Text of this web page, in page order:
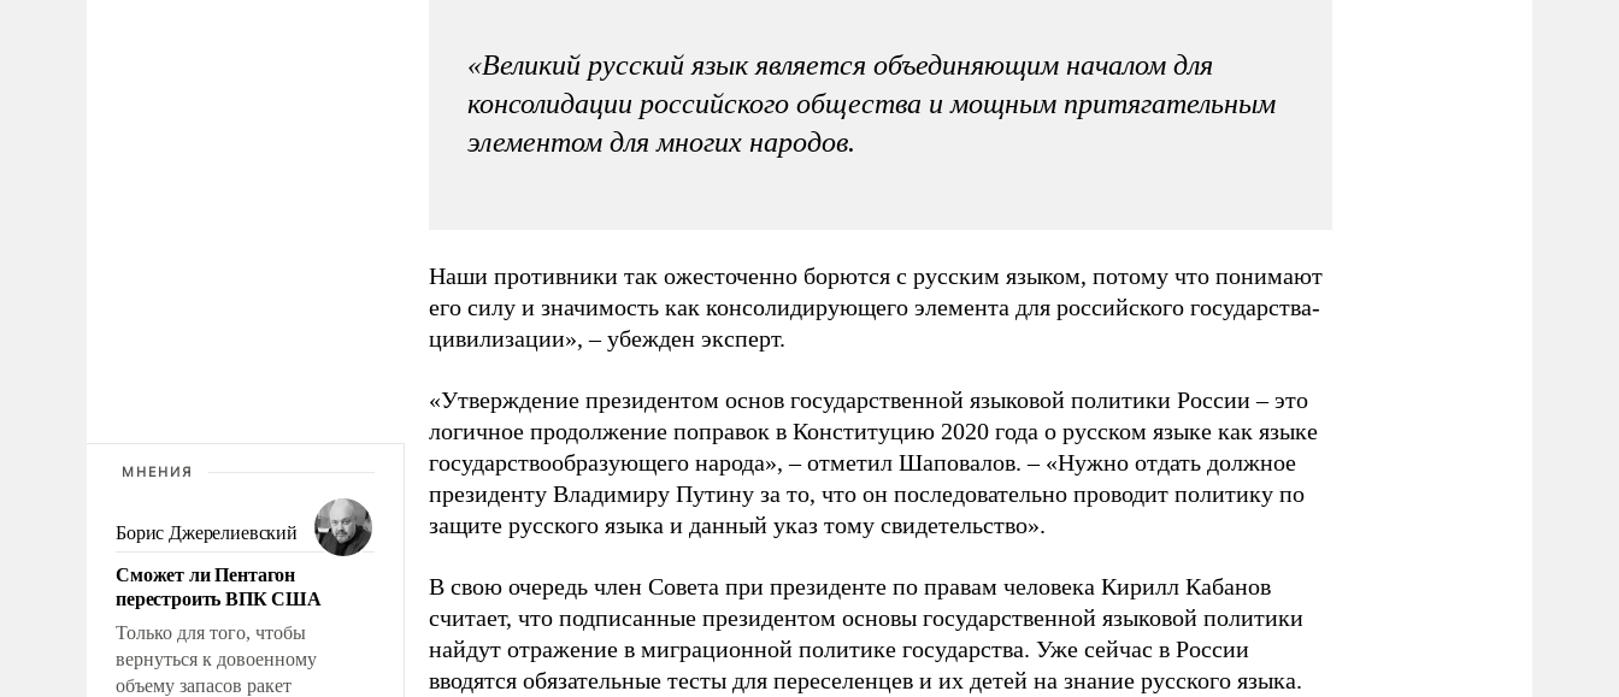
МНЕНИЯ
Борис Джерелиевский
Сможет ли Пентагон
перестроить ВПК США
Только для того, чтобы
вернуться к довоенному
объему запасов ракет
«Великий русский язык является объединяющим началом для
консолидации российского общества и мощным притягательным
элементом для многих народов.
Наши противники так ожесточенно борются с русским языком, потому что понимают
его силу и значимость как консолидирующего элемента для российского государства-
цивилизации», – убежден эксперт.
«Утверждение президентом основ государственной языковой политики России – это
логичное продолжение поправок в Конституцию 2020 года о русском языке как языке
государствообразующего народа», – отметил Шаповалов. – «Нужно отдать должное
президенту Владимиру Путину за то, что он последовательно проводит политику по
защите русского языка и данный указ тому свидетельство».
В свою очередь член Совета при президенте по правам человека Кирилл Кабанов
считает, что подписанные президентом основы государственной языковой политики
найдут отражение в миграционной политике государства. Уже сейчас в России
вводятся обязательные тесты для переселенцев и их детей на знание русского языка.